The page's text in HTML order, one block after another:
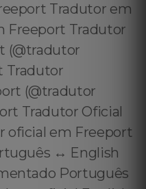
Tradutor em
Freeport Tradutor
(@tradutor
Tradutor
(@tradutor
Tradutor Oficial
oficial em Freeport
↔️ English
Português